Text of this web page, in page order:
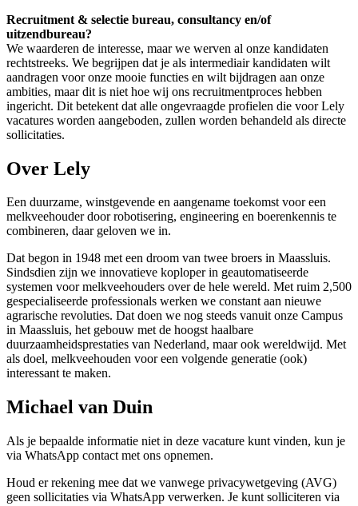
Recruitment & selectie bureau, consultancy en/of
uitzendbureau?
We waarderen de interesse, maar we werven al onze kandidaten
rechtstreeks. We begrijpen dat je als intermediair kandidaten wilt
aandragen voor onze mooie functies en wilt bijdragen aan onze
ambities, maar dit is niet hoe wij ons recruitmentproces hebben
ingericht. Dit betekent dat alle ongevraagde profielen die voor Lely
vacatures worden aangeboden, zullen worden behandeld als directe
sollicitaties.
Over Lely
Een duurzame, winstgevende en aangename toekomst voor een
melkveehouder door robotisering, engineering en boerenkennis te
combineren, daar geloven we in.
Dat begon in 1948 met een droom van twee broers in Maassluis.
Sindsdien zijn we innovatieve koploper in geautomatiseerde
systemen voor melkveehouders over de hele wereld. Met ruim 2,500
gespecialiseerde professionals werken we constant aan nieuwe
agrarische revoluties. Dat doen we nog steeds vanuit onze Campus
in Maassluis, het gebouw met de hoogst haalbare
duurzaamheidsprestaties van Nederland, maar ook wereldwijd. Met
als doel, melkveehouden voor een volgende generatie (ook)
interessant te maken.
Michael van Duin
Als je bepaalde informatie niet in deze vacature kunt vinden, kun je
via WhatsApp contact met ons opnemen.
Houd er rekening mee dat we vanwege privacywetgeving (AVG)
geen sollicitaties via WhatsApp verwerken. Je kunt solliciteren via